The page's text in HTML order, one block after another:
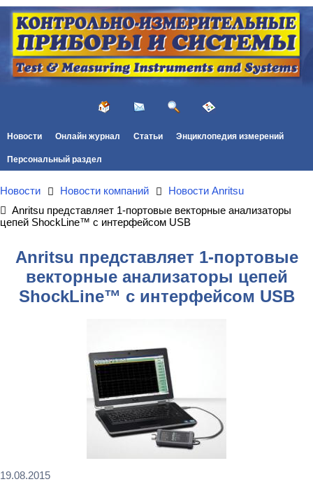
Новости Онлайн журнал Статьи Энциклопедия измерений
Персональный раздел
Новости Новости компаний
Новости Anritsu
Anritsu представляет 1-портовые векторные анализаторы
цепей ShockLine™ с интерфейсом USB
Anritsu представляет 1-портовые
векторные анализаторы цепей
ShockLine™ с интерфейсом USB
19.08.2015